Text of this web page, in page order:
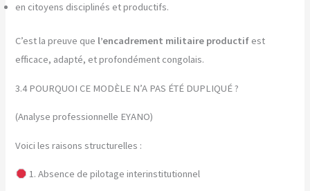
en citoyens disciplinés et productifs.
C’est la preuve que l’encadrement militaire productif est
efficace, adapté, et profondément congolais.
3.4 POURQUOI CE MODÈLE N’A PAS ÉTÉ DUPLIQUÉ ?
(Analyse professionnelle EYANO)
Voici les raisons structurelles :
1. Absence de pilotage interinstitutionnel